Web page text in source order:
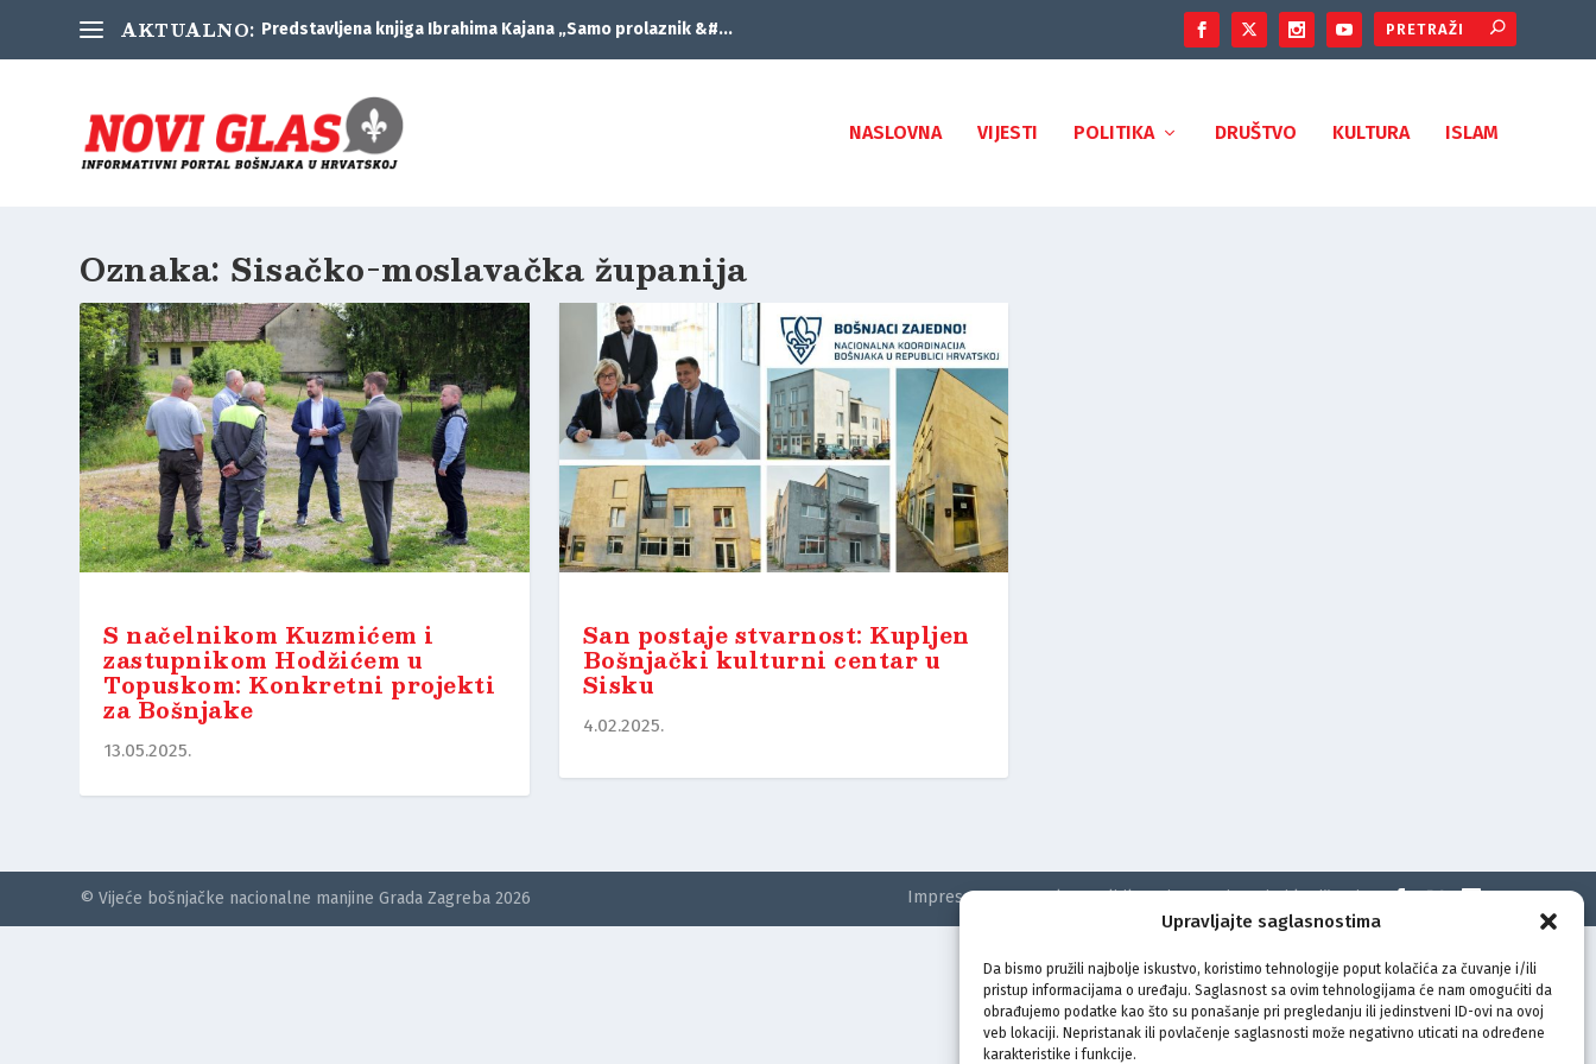
Upravljajte saglasnostima
Da bismo pružili najbolje iskustvo, koristimo tehnologije poput kolačića za čuvanje i/ili
pristup informacijama o uređaju. Saglasnost sa ovim tehnologijama će nam omogućiti da
obrađujemo podatke kao što su ponašanje pri pregledanju ili jedinstveni ID-ovi na ovoj
veb lokaciji. Nepristanak ili povlačenje saglasnosti može negativno uticati na određene
karakteristike i funkcije.
AKTUALNO: Predstavljena knjiga Ibrahima Kajana „Samo prolaznik &#...
NASLOVNA VIJESTI POLITIKA DRUŠTVO KULTURA ISLAM
Oznaka: Sisačko-moslavačka županija
S načelnikom Kuzmićem i
zastupnikom Hodžićem u
Topuskom: Konkretni projekti
za Bošnjake
13.05.2025.
San postaje stvarnost: Kupljen
Bošnjački kulturni centar u
Sisku
4.02.2025.
© Vijeće bošnjačke nacionalne manjine Grada Zagreba 2026 Impressum Kontakt Politika privatnosti Uvjeti korištenja